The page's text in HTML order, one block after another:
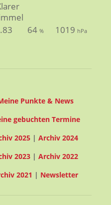
64 % 1019 hPa
Punkte & News
gebuchten Termine
2025 |Archiv 2024
2023 |Archiv 2022
2021 | Newsletter